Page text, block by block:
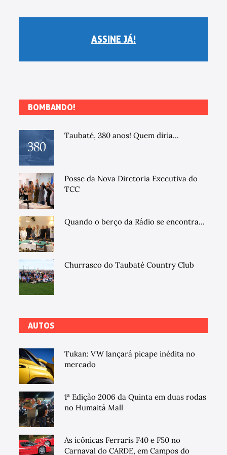
ASSINE JÁ!
BOMBANDO!
Taubaté, 380 anos! Quem diria...
Posse da Nova Diretoria Executiva do
TCC
Quando o berço da Rádio se encontra...
Churrasco do Taubaté Country Club
AUTOS
Tukan: VW lançará picape inédita no
mercado
1ª Edição 2006 da Quinta em duas rodas
no Humaitá Mall
As icônicas Ferraris F40 e F50 no
Carnaval do CARDE, em Campos do